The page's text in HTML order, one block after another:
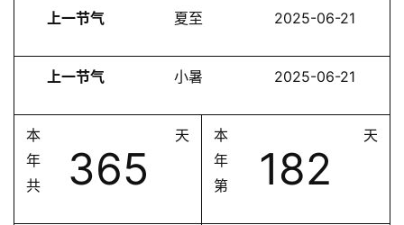
上一节气 夏至 2025-06-21
上一节气 小暑 2025-06-21
本
年
共
365
天
本
年
第
182
天